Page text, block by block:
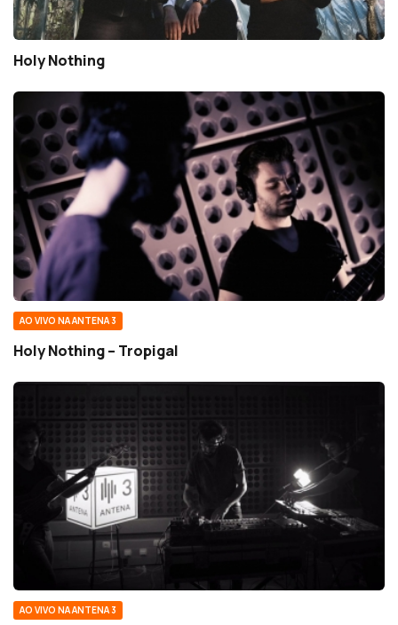
Holy Nothing
AO VIVO NA ANTENA 3
Holy Nothing – Tropigal
AO VIVO NA ANTENA 3